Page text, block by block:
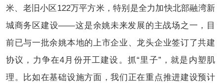
米、老旧小区122万平方米，特别是全力加快北部融湾新
城商务区建设——这是余姚未来发展的主战场之一，目
前已与一批余姚本地的上市企业、龙头企业签订了共建
协议，力争在4月份开工建设。抓“里子”，就是内塑肌
理。比如在基础设施方面，我们正在重点推进建设预计